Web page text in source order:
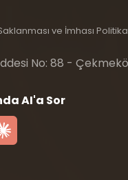
ve İmhası
No: 88 -
AI'a Sor